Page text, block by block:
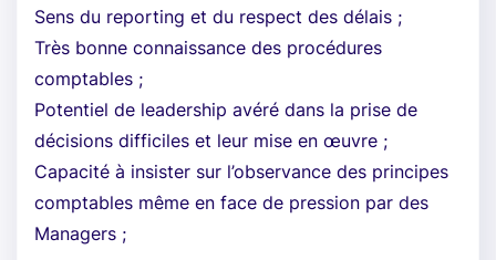
Sens du reporting et du respect des délais ;
Très bonne connaissance des procédures
comptables ;
Potentiel de leadership avéré dans la prise de
décisions difficiles et leur mise en œuvre ;
Capacité à insister sur l’observance des principes
comptables même en face de pression par des
Managers ;